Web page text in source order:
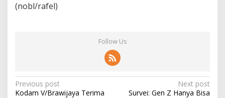
(nobl/rafel)
Follow Us
P
Previous post
Kodam V/Brawijaya Terima
Next post
Survei: Gen Z Hanya Bisa